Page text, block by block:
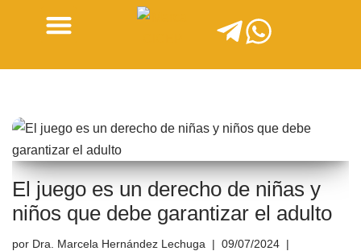
al
El juego es un derecho de niñas y
niños que debe garantizar el adulto
por Dra. Marcela Hernández Lechuga
09/07/2024